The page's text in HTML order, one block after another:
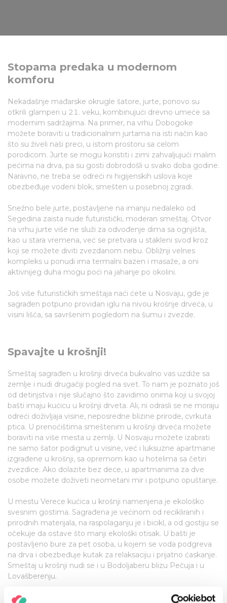
Stopama predaka u modernom
komforu
Nekadašnje mađarske okrugle šatore, jurte, ponovo su
otkrili glamperi u 21. veku, kombinujući drevno umeće sa
modernim sadržajima. Na primer, na vrhu Dobogoke
možete boraviti u tradicionalnim jurtama na isti način kao
što su živeli naši preci, u istom prostoru sa celom
porodicom. Jurte se mogu koristiti i zimi zahvaljujući malim
pećima na drva, pa su gosti dobrodošli u svako doba godine.
Naravno, ne treba se odreći ni higijenskih uslova koje
obezbeđuje vodeni blok, smešten u posebnoj zgradi.
Snežno bele jurte, postavljene na imanju nedaleko od
Segedina zaista nude futuristički, moderan smeštaj. Otvor
na vrhu jurte više ne služi za odvođenje dima sa ognjišta,
kao u stara vremena, već se pretvara u stakleni svod kroz
koji se možete diviti zvezdanom nebu. Obližnji velnes
kompleks u ponudi ima termalni bazen i masaže, a oni
aktivnijeg duha mogu poći na jahanje po okolini.
Još više futurističkih smeštaja naći ćete u Nosvaju, gde je
sagrađen potpuno providan iglu na nivou krošnje drveća, u
visini lišća, sa savršenim pogledom na šumu i zvezde.
Spavajte u krošnji!
Smeštaj sagrađen u krošnji drveća bukvalno vas uzdiže sa
zemlje i nudi drugačiji pogled na svet. To nam je poznato još
od detinjstva i nije slučajno što zavidimo onima koji u svojoj
bašti imaju kućicu u krošnji drveta. Ali, ni odrasli se ne moraju
odreći doživljaja visine, neposredne blizine prirode, cvrkuta
ptica. U prenoćištima smeštenim u krošnji drveća možete
boraviti na više mesta u zemlji. U Nosvaju možete izabrati
ne samo šator podignut u visine, već i luksuzne apartmane
izgrađene u krošnji, sa opremom kao u hotelima sa četiri
zvezdice. Ako dolazite bez dece, u apartmanima za dve
osobe možete doživeti neometani mir i potpuno opuštanje.
U mestu Verece kućica u krošnji namenjena je ekološko
svesnim gostima. Sagrađena je većinom od recikliranih i
prirodnih materijala, na raspolaganju je i bicikl, a od gostiju se
očekuje da ostave što manji ekološki otisak. U bašti je
postavljeno bure za pet osoba, u kojem se voda podgreva
na drva i obezbeđuje kutak za relaksaciju i prijatno ćaskanje.
Smeštaj u krošnji nudi se i u Bodoljaberu blizu Pečuja i u
Lovašberenju.